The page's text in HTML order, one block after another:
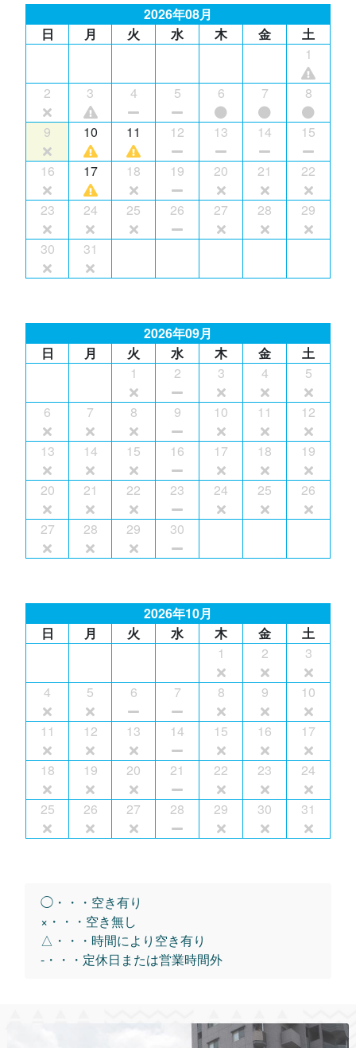
2026年08月
日
月 火 水 木 金
土
1
2 3 4 5 6 7 8
9 10 11 12 13 14 15
16 17 18 19 20 21 22
23 24 25 26 27 28 29
30 31
2026年09月
日
月 火 水 木 金
土
1
2 3 4 5
6 7 8 9 10 11 12
13 14 15 16 17 18 19
20 21 22 23 24 25 26
27 28 29 30
2026年10月
日
月 火 水 木 金
土
1
2 3
4 5 6 7 8 9 10
11 12 13 14 15 16 17
18 19 20 21 22 23 24
25 26 27 28 29 30 31
◯・・・空き有り
×・・・空き無し
△・・・時間により空き有り
-・・・定休日または営業時間外